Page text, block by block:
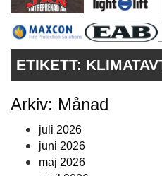
VÅRA ANDRA MAGASIN
ANNONSERA
ETIKETT:
Arkiv: Månad
juli 2026
juni 2026
maj 2026